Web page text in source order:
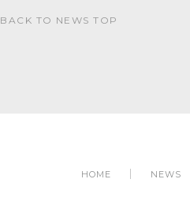
BACK TO NEWS TOP
HOME NEWS